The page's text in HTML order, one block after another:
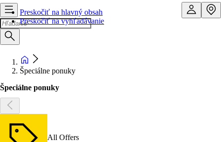
Preskočiť na hlavný obsah
Preskočiť na vyhľadávanie
Špeciálne ponuky
Špeciálne ponuky
All Offers